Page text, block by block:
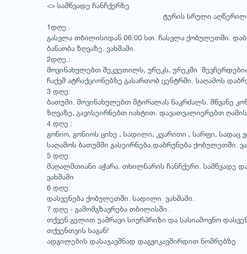
1 /
<> სამწვადე ჩანჩქერზე
ტურის სრული
1დღე .
გასვლა თბილისიდან 06:00 სთ. ჩასვლა ქობულეთში.
ბანაობა ზღვაზე. ვახშამი.
2დღე.:
მოვინახულებთ შეკვეთილს, ურეკს, ურეკში
ჩაქვშ ატრაქციონებზე გასართობ ცენტრში. საღამოს
3 დღე:
ბათუმი. მოვინახულებთ მტირალას ნაკრძალს. მწვანე
ზღვაზე, გავისეირნებთ იახტით. დავათვალიერებთ
4 დღე :
გონიო, გონიოს ციხე , სადილი, კვარითი , სარფი, სადაც
საღამოს ბათუმში გასეირნება.დაბრუნება ქობულეთში.
5 დღე:
მაღალმთიანი აჭარა. თხილნარის ჩანჩქერი. სამწვადე
ვახშამი
6 დღე:
დასვენება ქობულეთში. სადილი ვახშამი.
7 დღე - გამომგზავრება თბილისში .
თქვენ გელით უამრავი სიურპრიზი და სასიამოვნო
თქვენთვის საგან!
ადგილების დასაჯავშნად დაგვიკავშირდით ნომრებზე